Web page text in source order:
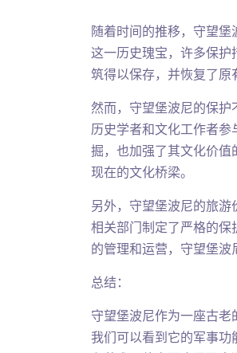
随着时间的推移，守望
这一历史瑰宝，许多保
筑得以保存，并恢复了原
然而，守望堡波尼的保
历史学者和文化工作者
掘，也加强了其文化价
现在的文化桥梁。
另外，守望堡波尼的旅游
相关部门制定了严格的
的管理和运营，守望堡波
总结：
守望堡波尼作为一座古老
我们可以看到它的军事